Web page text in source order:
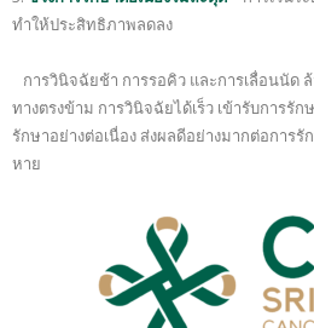
ทำให้ประสิทธิภาพลดลง
การวินิจฉัยช้า การรอคิว และการเลื่อนนัด
ทางตรงข้าม การวินิจฉัยได้เร็ว เข้ารับการรั
รักษาอย่างต่อเนื่อง ส่งผลดีอย่างมากต่อการรั
หาย